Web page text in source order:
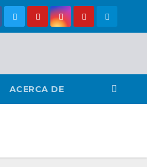
ACERCA DE